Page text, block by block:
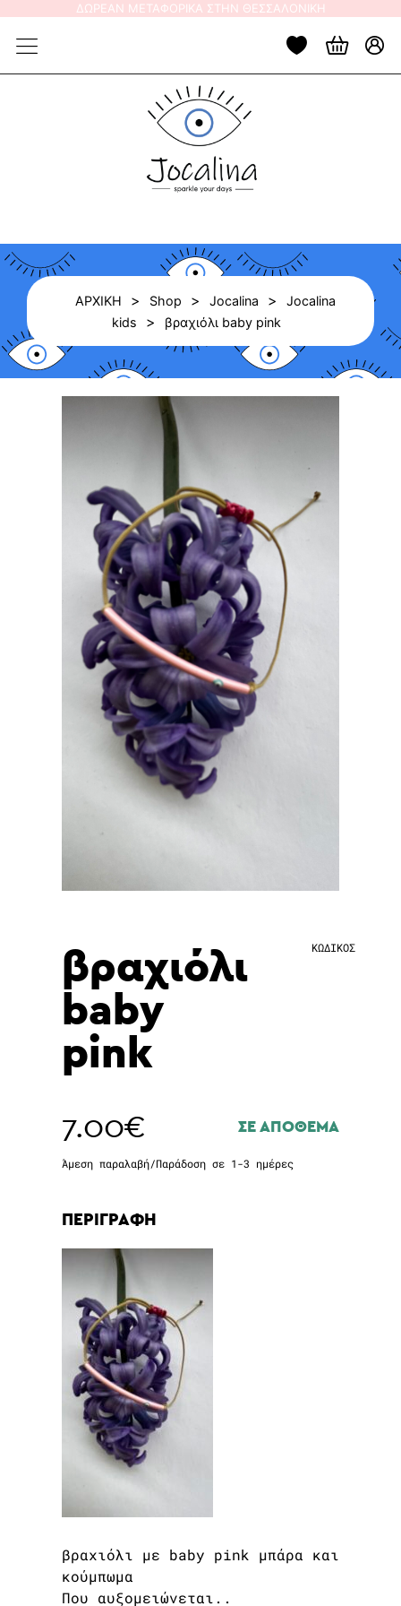
content
ΔΩΡΕΑΝ ΜΕΤΑΦΟΡΙΚΑ ΣΤΗΝ ΘΕΣΣΑΛΟΝΙΚΗ
ΑΡΧΙΚΗ > Shop > Jocalina >
Jocalina
kids
> βραχιόλι baby pink
βραχιόλι
baby
pink
ΚΩΔΙΚΟΣ
7.00€ ΣΕ ΑΠΟΘΕΜΑ
Άμεση παραλαβή/Παράδοση σε 1-3 ημέρες
ΠΕΡΙΓΡΑΦΗ
βραχιόλι με baby pink μπάρα και
κούμπωμα
Που αυξομειώνεται..